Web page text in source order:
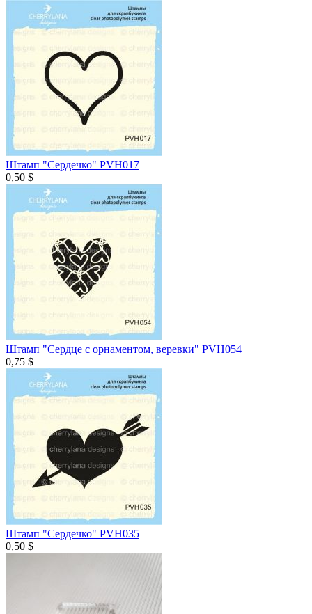
Штамп "Сердечко" PVH017
0,50 $
Штамп "Сердце с орнаментом, веревки" PVH054
0,75 $
Штамп "Сердечко" PVH035
0,50 $